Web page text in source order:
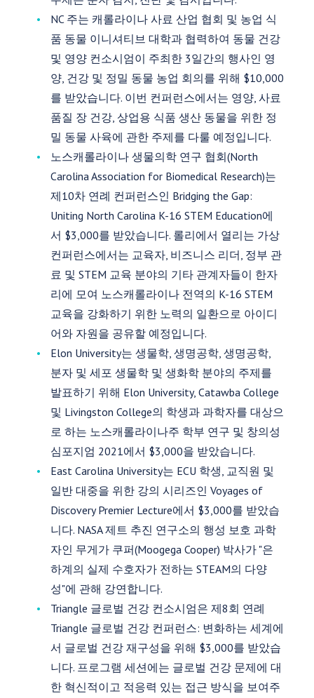
NC 주는 캐롤라이나 사료 산업 협회 및 농업 식
품 동물 이니셔티브 대학과 협력하여 동물 건강
및 영양 컨소시엄이 주최한 3일간의 행사인 영
양, 건강 및 정밀 동물 농업 회의를 위해 $10,000
를 받았습니다. 이번 컨퍼런스에서는 영양, 사료
품질 장 건강, 상업용 식품 생산 동물을 위한 정
밀 동물 사육에 관한 주제를 다룰 예정입니다.
노스캐롤라이나 생물의학 연구 협회(North
Carolina Association for Biomedical Research)는
제10차 연례 컨퍼런스인 Bridging the Gap:
Uniting North Carolina K-16 STEM Education에
서 $3,000를 받았습니다. 롤리에서 열리는 가상
컨퍼런스에서는 교육자, 비즈니스 리더, 정부 관
료 및 STEM 교육 분야의 기타 관계자들이 한자
리에 모여 노스캐롤라이나 전역의 K-16 STEM
교육을 강화하기 위한 노력의 일환으로 아이디
어와 자원을 공유할 예정입니다.
Elon University는 생물학, 생명공학, 생명공학,
분자 및 세포 생물학 및 생화학 분야의 주제를
발표하기 위해 Elon University, Catawba College
및 Livingston College의 학생과 과학자를 대상으
로 하는 노스캐롤라이나주 학부 연구 및 창의성
심포지엄 2021에서 $3,000을 받았습니다.
East Carolina University는 ECU 학생, 교직원 및
일반 대중을 위한 강의 시리즈인 Voyages of
Discovery Premier Lecture에서 $3,000를 받았습
니다. NASA 제트 추진 연구소의 행성 보호 과학
자인 무게가 쿠퍼(Moogega Cooper) 박사가 "은
하계의 실제 수호자가 전하는 STEAM의 다양
성"에 관해 강연합니다.
Triangle 글로벌 건강 컨소시엄은 제8회 연례
Triangle 글로벌 건강 컨퍼런스: 변화하는 세계에
서 글로벌 건강 재구성을 위해 $3,000를 받았습
니다. 프로그램 세션에는 글로벌 건강 문제에 대
한 혁신적이고 적응력 있는 접근 방식을 보여주